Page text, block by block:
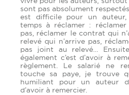
sont pas absolument
est difficile pour un auteur,
temps à réclamer : réclamer
pas, réclamer le contrat qui
relevé qui n’arrive pas,
pas joint au relevé…
également c’est d’avoir à
règlement. Le salarié ne
touche sa paye, je trouve
humiliant pour un auteur
d’avoir à remercier.